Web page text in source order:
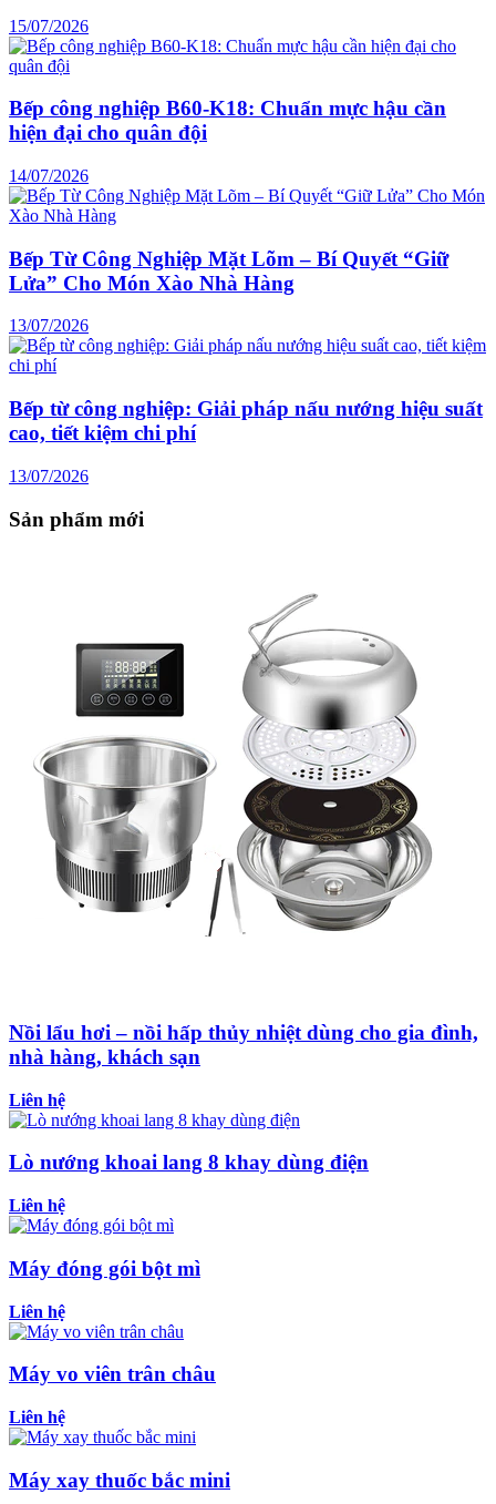
15/07/2026
Bếp công nghiệp B60-K18: Chuẩn mực hậu cần
hiện đại cho quân đội
14/07/2026
Bếp Từ Công Nghiệp Mặt Lõm – Bí Quyết “Giữ
Lửa” Cho Món Xào Nhà Hàng
13/07/2026
Bếp từ công nghiệp: Giải pháp nấu nướng hiệu suất
cao, tiết kiệm chi phí
13/07/2026
Sản phẩm mới
Nồi lẩu hơi – nồi hấp thủy nhiệt dùng cho gia đình,
nhà hàng, khách sạn
Liên hệ
Lò nướng khoai lang 8 khay dùng điện
Liên hệ
Máy đóng gói bột mì
Liên hệ
Máy vo viên trân châu
Liên hệ
Máy xay thuốc bắc mini